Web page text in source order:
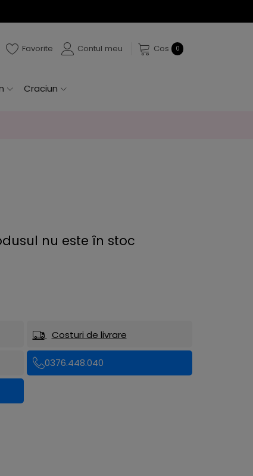
Favorite Contul meu Cos 0
Craciun
nu este în stoc
Costuri de livrare
0376.448.040